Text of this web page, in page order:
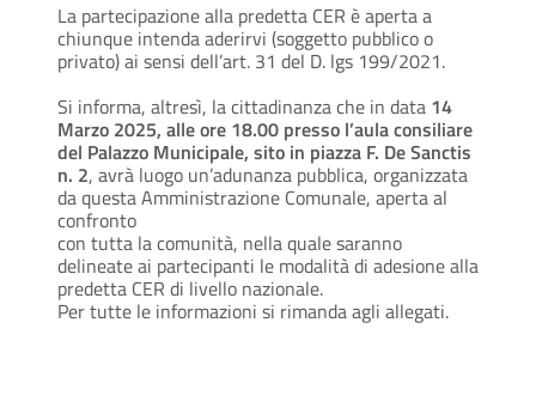
La partecipazione alla predetta CER è aperta a
chiunque intenda aderirvi (soggetto pubblico o
privato) ai sensi dell’art. 31 del D. lgs 199/2021.
Si informa, altresì, la cittadinanza che in data 14
Marzo 2025, alle ore 18.00 presso l’aula consiliare
del Palazzo Municipale, sito in piazza F. De Sanctis
n. 2, avrà luogo un’adunanza pubblica, organizzata
da questa Amministrazione Comunale, aperta al
confronto
con tutta la comunità, nella quale saranno
delineate ai partecipanti le modalità di adesione alla
predetta CER di livello nazionale.
Per tutte le informazioni si rimanda agli allegati.